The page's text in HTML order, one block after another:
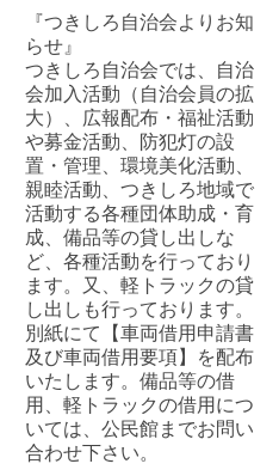
『つきしろ自治会よりお知
らせ』
つきしろ自治会では、自治
会加入活動（自治会員の拡
大）、広報配布・福祉活動
や募金活動、防犯灯の設
置・管理、環境美化活動、
親睦活動、つきしろ地域で
活動する各種団体助成・育
成、備品等の貸し出しな
ど、各種活動を行っており
ます。又、軽トラックの貸
し出しも行っております。
別紙にて【車両借用申請書
及び車両借用要項】を配布
いたします。備品等の借
用、軽トラックの借用につ
いては、公民館までお問い
合わせ下さい。